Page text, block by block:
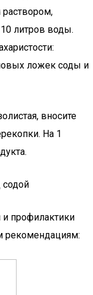
литров воды.
ложек соды и
вносите
На 1
содой
профилактики
рекомендациям: